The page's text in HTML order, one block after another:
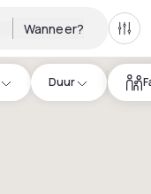
Wanneer?
Duur